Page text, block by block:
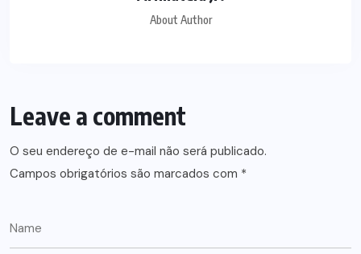
About Author
Leave a comment
O seu endereço de e-mail não será publicado.
Campos obrigatórios são marcados com *